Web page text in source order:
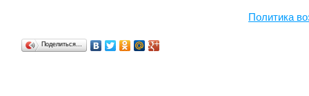
Политика
Поделиться…